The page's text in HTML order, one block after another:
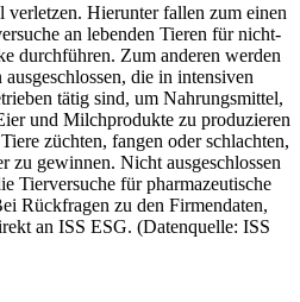
verletzen. Hierunter fallen zum einen
an lebenden Tieren für nicht-
durchführen. Zum anderen werden
die in intensiven
tätig sind, um Nahrungsmittel,
und Milchprodukte zu produzieren
züchten, fangen oder schlachten,
zu gewinnen. Nicht ausgeschlossen
Tierversuche für pharmazeutische
Rückfragen zu den Firmendaten,
an ISS ESG. (Datenquelle: ISS